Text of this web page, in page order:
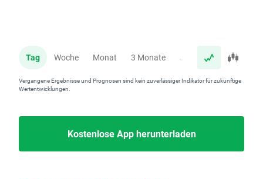
Tag Woche Monat 3 Monate Jahr
Vergangene Ergebnisse und Prognosen sind kein zuverlässiger Indikator für zukünftige
Wertentwicklungen.
Kostenlose App herunterladen